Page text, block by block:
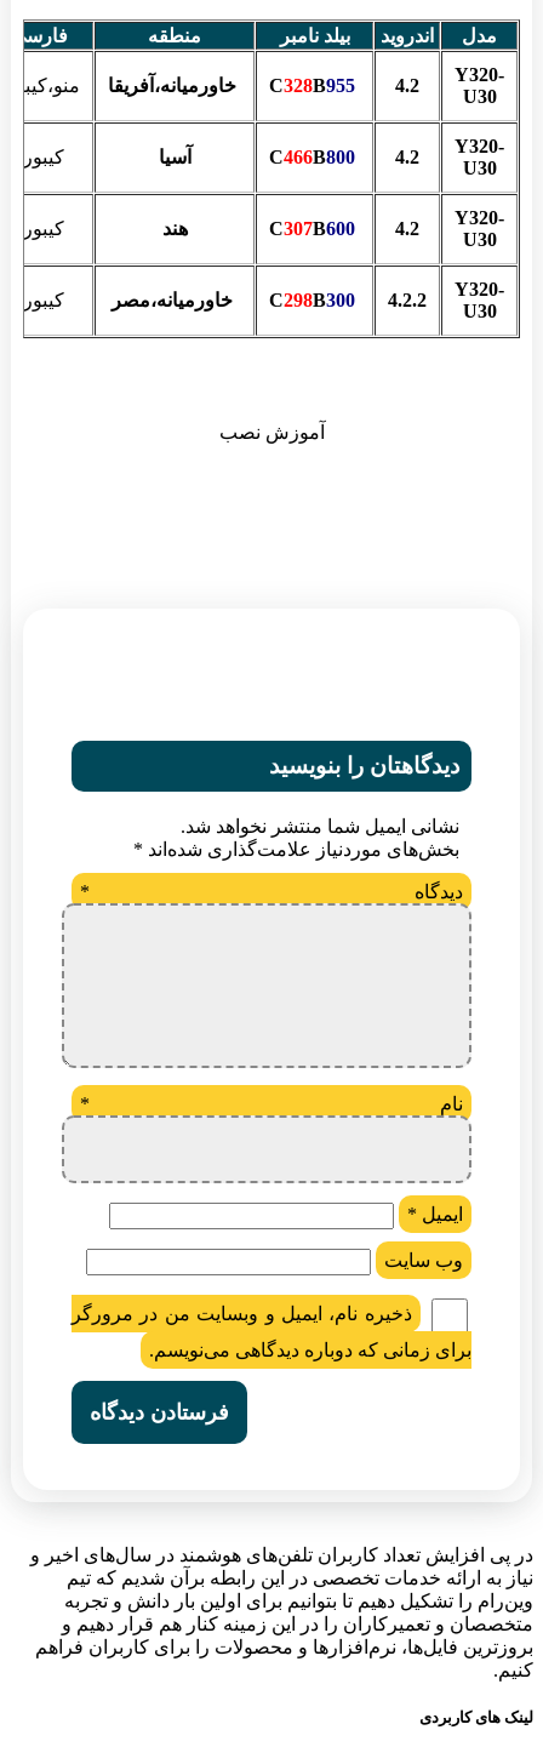
مدل اندروید بیلد نامبر منطقه
فارسی
Y320-
U30
4.2
328B955 خاورمیانه،آفریقا
Y320-
U30
4.2
466B800 آسیا کیبورد
Y320-
U30
4.2
307B600 هند کیبورد
Y320-
U30
4.2.2
298B300 خاورمیانه،مصر کیبورد
آموزش نصب
دیدگاهتان را بنویسید
نشانی ایمیل شما منتشر نخواهد شد.
بخش‌های موردنیاز علامت‌گذاری شده‌اند *
دیدگاه *
نام *
ایمیل *
وب‌ سایت
ذخیره نام، ایمیل و وبسایت من در مرورگر
برای زمانی که دوباره دیدگاهی می‌نویسم.
در پی افزایش تعداد کاربران تلفن‌های هوشمند در سال‌های اخیر و
نیاز به ارائه خدمات تخصصی در این رابطه برآن شدیم که تیم
وین‌رام را تشکیل دهیم تا بتوانیم برای اولین بار دانش و تجربه
متخصصان و تعمیرکاران را در این زمینه کنار هم قرار دهیم و
بروزترین فایل‌ها، نرم‌افزارها و محصولات را برای کاربران فراهم
کنیم.
لینک های کاربردی